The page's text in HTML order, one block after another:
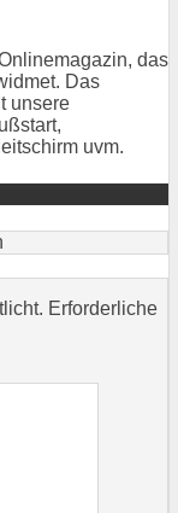
das
Das
unsere
uvm.
Erforderliche